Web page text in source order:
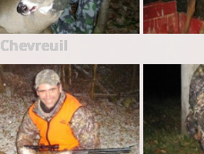
Chevreuil